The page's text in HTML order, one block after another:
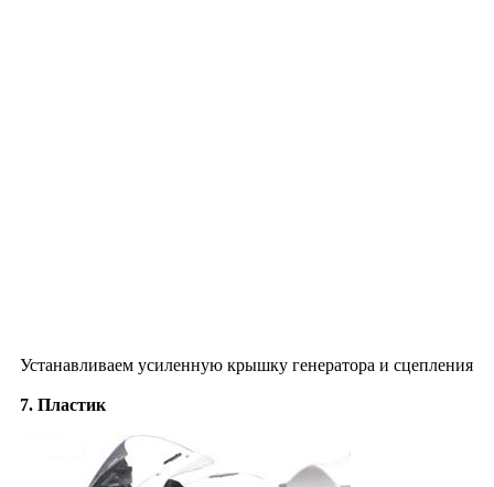
Устанавливаем усиленную крышку генератора и сцепления
7. Пластик